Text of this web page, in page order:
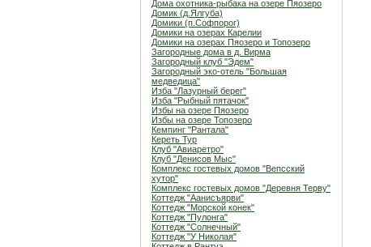
Дома охотника-рыбака на озере Пяозеро
Домик (д.Ялгуба)
Домики (п.Софпорог)
Домики на озерах Карелии
Домики на озерах Пяозеро и Топозеро
Загородные дома в д. Вирма
Загородный клуб "Эдем"
Загородный эко-отель "Большая
медведица"
Изба "Лазурный берег"
Изба "Рыбный пятачок"
Избы на озере Пяозеро
Избы на озере Топозеро
Кемпинг "Рантала"
Кереть Тур
Клуб "Авиаретро"
Клуб "Денисов Мыс"
Комплекс гостевых домов "Вепсский
хутор"
Комплекс гостевых домов "Деревня Терву"
Коттедж "Аанисъярви"
Коттедж "Морской конек"
Коттедж "Пулонга"
Коттедж "Солнечный"
Коттедж "У Николая"